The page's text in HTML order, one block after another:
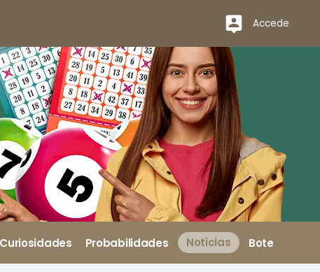
Accede
Curiosidades Probabilidades Noticias Bote